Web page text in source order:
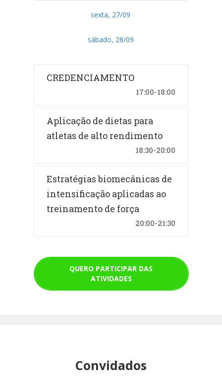
sexta, 27/09
sábado, 28/09
CREDENCIAMENTO
17:00-18:00
Aplicação de dietas para
atletas de alto rendimento
18:30-20:00
Estratégias biomecânicas de
intensificação aplicadas ao
treinamento de força
20:00-21:30
QUERO PARTICIPAR DAS
ATIVIDADES
Convidados